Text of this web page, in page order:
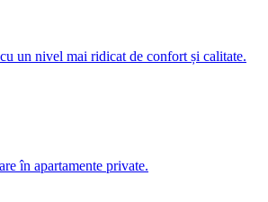
un nivel mai ridicat de confort și calitate.
în apartamente private.